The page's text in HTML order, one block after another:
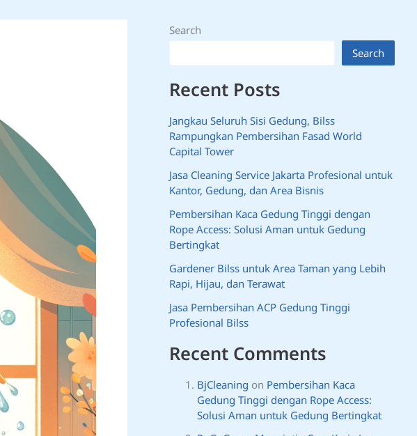
Search
Search
Recent Posts
Jangkau Seluruh Sisi Gedung, Bilss
Rampungkan Pembersihan Fasad World
Capital Tower
Jasa Cleaning Service Jakarta Profesional untuk
Kantor, Gedung, dan Area Bisnis
Pembersihan Kaca Gedung Tinggi dengan
Rope Access: Solusi Aman untuk Gedung
Bertingkat
Gardener Bilss untuk Area Taman yang Lebih
Rapi, Hijau, dan Terawat
Jasa Pembersihan ACP Gedung Tinggi
Profesional Bilss
Recent Comments
BjCleaning on Pembersihan Kaca
Gedung Tinggi dengan Rope Access:
Solusi Aman untuk Gedung Bertingkat